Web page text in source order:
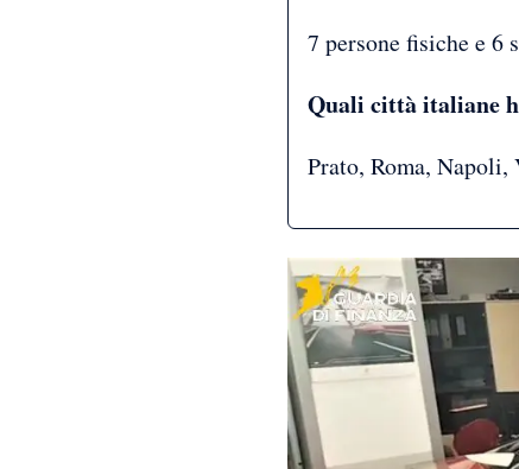
7 persone fisiche e 6
Quali città italiane
Prato, Roma, Napoli,